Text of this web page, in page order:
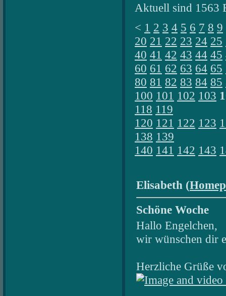
Aktuell sind 1563
< 1 2 3 4 5 6 7 8 9
20 21 22 23 24 25
40 41 42 43 44 45
60 61 62 63 64 65
80 81 82 83 84 85
100 101 102 103
118 119
120 121 122 123
138 139
140 141 142 143
Elisabeth (
Schöne Woche
Hallo Engelchen,
wir wünschen dir
Herzliche Grüße